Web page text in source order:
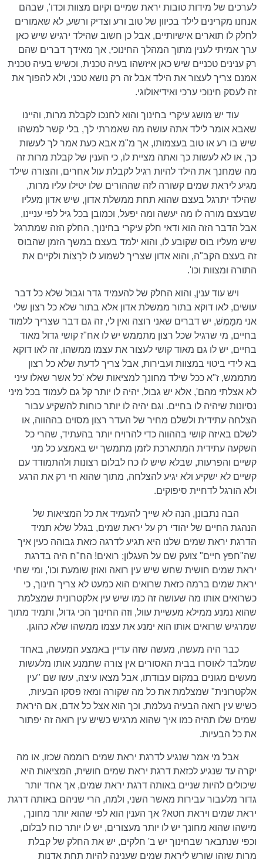
לערכים של מידות טובות יראת שמיים וקיום מצוות וכדו', שבהם
אנחנו מקרינים לילד בכיוון של טוב ורע וצדיק ורשע, לא שאמורים
לחלק לו תוארים אישיותיים, אבל כן חשוב שהילד ירגיש שיש כאן
ערך אמיתי לענין מתוך המהלך החינוכי, אך מאידך דברים שהם
רק ענינים טכניים שיש כאן איזשהו בעיה טכנית, וכשיש בעיה טכנית
אמנם צריך לעצור את הילד אבל זה רק נושא טכני, ולא להפוך את
זה לעסק חינוכי ערכי ואידיאולוגי.
עוד יש מושג עיקרי בחינוך והוא לחנכו לקבלת מרות, והיינו
שאבא אומר לילד אתה עושה מה שאמרתי לך, בלי קשר למשהו
שיש בו רע או טוב בעצמותו, אך מ"מ אבא כעת אמר לך לעשות
כך, או לא לעשות כך ואתה מציית לו, כי הענין של קבלת מרות זה
מה שמחנך את הילד להיות רגיל לקבלת עול אחרים, והצורה שילד
מגיע ליראת שמים קשורה לזה שההורים שלו יטילו עליו מרות,
שהילד יתרגל בעצם שהוא תחת ממשלת אדון, שיש אדון מעליו
שבעצם מורה לו מה יעשה ומה יפעל, וכמובן בכל גיל לפי עניינו,
אבל הדבר הזה הוא ודאי חלק עיקרי בחינוך, החלק הזה שמתרגל
שיש מעליו בוס שקובע לו, והוא ילמד בעצם במשך הזמן שהבוס
זה בעצם הקב"ה, והוא אדון שצריך לשמוע לו לרָצוֹת ולקיים את
התורה ומצוות וכו'.
ויש עוד ענין, והוא החלק של להעמיד גדר וגבול שלא כל דבר
עושים, לאו דוקא בתור ממשלת אדון אלא בתור שלא כל רצון שלי
אני ממָמֶשׁ, יש דברים שאני רוצה ואין לי, זה גם דבר שצריך ללמוד
בחיים, מי שרגיל שכל רצון מתממש יש לו אח"ז קושי גדול מאוד
בחיים, יש לו גם מאוד קושי לעצור את עצמו ממשהו, זה לאו דוקא
בא לידי ביטוי במצוות ועבירות, אבל צריך לדעת שלא כל רצון
מתממש, ז"א ככל שילד מחונך למציאות שלא 'כל אשר שאלו עיני
לא אצלתי מהם', אלא יש גבול, יהיה לו יותר קל גם לעמוד בכל מיני
נסיונות שיהיה לו בחיים. וגם יהיה לו יותר כוחות להשקיע עבור
הצלחה עתידית ולשלם מחיר של העדר רצון מסוים בההווה, או
לשלם באיזה קושי בההווה כדי להרויח יותר בהעתיד, שהרי כל
השקעה עתידית המתארכת לזמן מתמשך יש באמצע כל מני
קשיים והפרעות, שבלא שיש לו כח לבלום רצונות ולהתמודד עם
קשיים לא ישקיע ולא יגיע להצלחה, מתוך שהוא חי רק את הרגע
ולא הורגל לדחיית סיפוקים.
הבה נתבונן, הנה לא שייך להעמיד את כל המציאות של
הנהגת החיים של יהודי רק על יראת שמים, בגלל שלא תמיד
הדרגת יראת שמים שלנו היא תגיע לדרגה כזאת גבוהה כעין איך
שה"חפץ חיים" צועק שם על העגלון; רואים! הח"ח היה בדרגת
יראת שמים חושית שחש שיש עין רואה ואוזן שומעת וכו', ומי שחי
יראת שמים ברמה כזאת שרואים הוא כמעט לא צריך חינוך, כי
כשרואים אותו מה שעושה זה כמו שיש עין אלקטרונית שמצלמת
שהוא נמנע ממילא מעשיית עוול, וזה החינוך הכי גדול, ותמיד מתוך
שמרגיש שרואים אותו הוא ימנע את עצמו ממשהו שלא כהוגן.
כבר היה מעשה, מעשה שזה עדיין באמצע המעשה, באחד
שמלבד לאוסרו בבית האסורים אין צורה שתמנע אותו מלעשות
מעשים מגונים במקום עבודתו, אבל מצאו עיצה, עשו שם "עין
אלקטרונית" שמצלמת את כל מה שקורה ומאז פסקו הבעיות,
כשיש עין רואה הבעיה נעלמת, וכך הוא אצל כל אדם, אם היראת
שמים שלו תהיה כמו איך שהוא מרגיש כשיש עין רואה זה יפתור
את כל הבעיות.
אבל מי אמר שנגיע לדרגת יראת שמים רוממה שכזו, או מה
יקרה עד שנגיע לכזאת דרגת יראת שמים חושית, המציאות היא
שיכולים להיות שניים באותה דרגת יראת שמים, אך אחד יותר
גדור מלעבור עבירות מאשר השני, ולמה, הרי שניהם באותה דרגת
יראת שמים ויראת חטא? אך הענין הוא לפי שהוא יותר מחונך,
מישהו שהוא מחונך יש לו יותר מעצורים, יש לו יותר כוח לבלום,
וכפי שנתבאר שבחינוך יש ב' חלקים, יש את החלק של קבלת
מרות שזהו שורש ליראת שמים שענינה להיות תחת אדנות